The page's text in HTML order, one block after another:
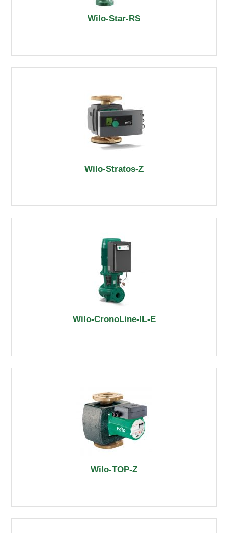
Wilo-Star-RS
Wilo-Stratos-Z
Wilo-CronoLine-IL-E
Wilo-TOP-Z